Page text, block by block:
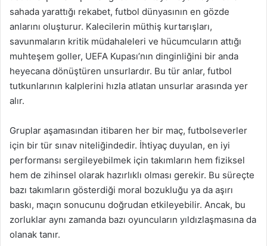
sahada yarattığı rekabet, futbol dünyasının en gözde
anlarını oluşturur. Kalecilerin müthiş kurtarışları,
savunmaların kritik müdahaleleri ve hücumcuların attığı
muhteşem goller, UEFA Kupası’nın dinginliğini bir anda
heyecana dönüştüren unsurlardır. Bu tür anlar, futbol
tutkunlarının kalplerini hızla atlatan unsurlar arasında yer
alır.
Gruplar aşamasından itibaren her bir maç, futbolseverler
için bir tür sınav niteliğindedir. İhtiyaç duyulan, en iyi
performansı sergileyebilmek için takımların hem fiziksel
hem de zihinsel olarak hazırlıklı olması gerekir. Bu süreçte
bazı takımların gösterdiği moral bozukluğu ya da aşırı
baskı, maçın sonucunu doğrudan etkileyebilir. Ancak, bu
zorluklar aynı zamanda bazı oyuncuların yıldızlaşmasına da
olanak tanır.